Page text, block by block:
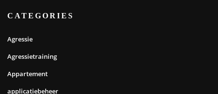
CATEGORIES
Agressie
Agressietraining
Appartement
applicatiebeheer